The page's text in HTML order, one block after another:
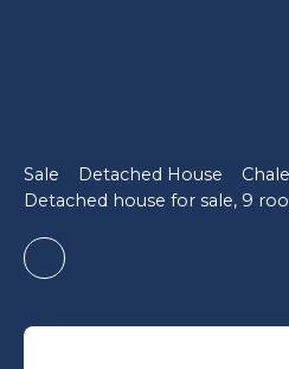
Sale Detached House
Detached house for sale, 9